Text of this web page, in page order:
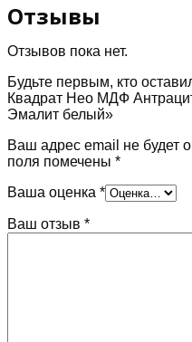
Отзывы
Отзывов пока нет.
Будьте первым, кто
Квадрат Нео МДФ
Эмалит белый»
Ваш адрес email не будет
поля помечены *
Ваша оценка *
Ваш отзыв *